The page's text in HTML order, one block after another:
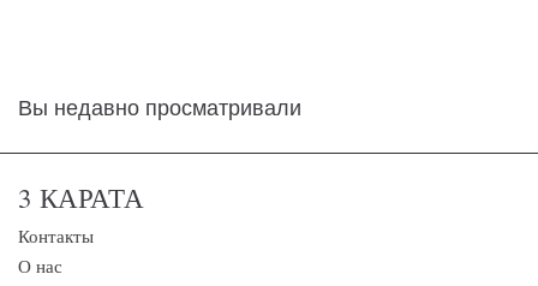
Вы недавно просматривали
3 КАРАТА
Контакты
О нас